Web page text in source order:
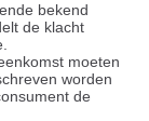
bekend
de klacht
moeten
worden
de